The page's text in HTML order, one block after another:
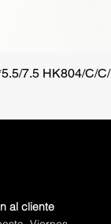
7.5 HK804/C/
al cliente